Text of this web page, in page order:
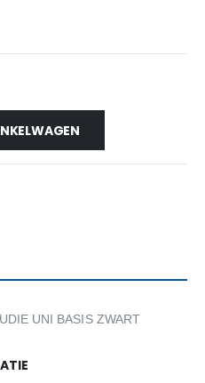
UNI BASIS ZWART